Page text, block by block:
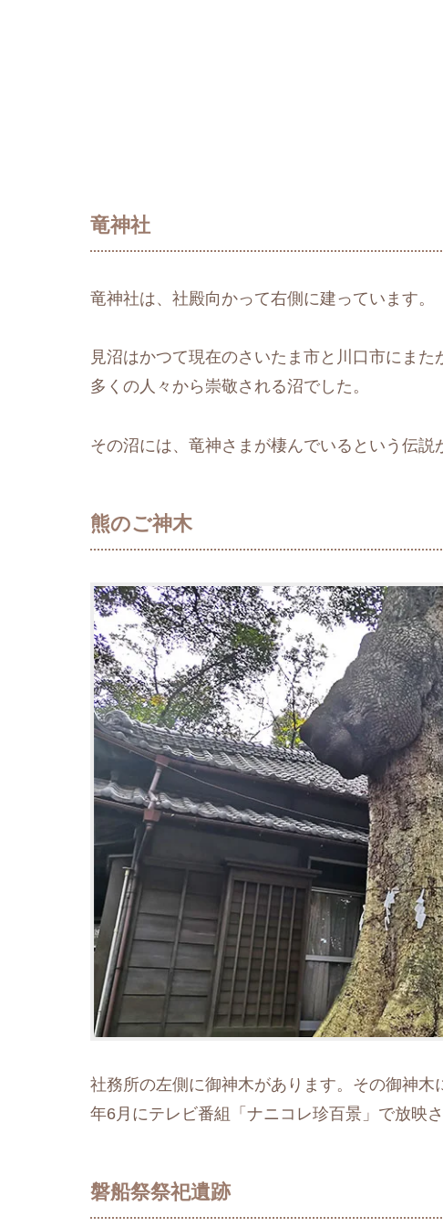
竜神社
竜神社は、社殿向かって右側に建っています。
見沼はかつて現在のさいたま市と川口市にま
多くの人々から崇敬される沼でした。
その沼には、竜神さまが棲んでいるという伝説
熊のご神木
社務所の左側に御神木があります。その御神
年6月にテレビ番組「ナニコレ珍百景」で放映
磐船祭祭祀遺跡